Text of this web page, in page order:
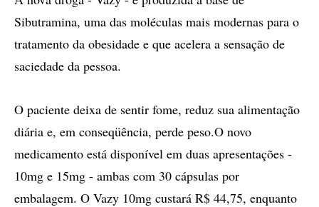
Sibutramina, uma das moléculas mais modernas para o
tratamento da obesidade e que acelera a sensação de
saciedade da pessoa.
O paciente deixa de sentir fome, reduz sua alimentação
diária e, em conseqüência, perde peso.O novo
medicamento está disponível em duas apresentações -
10mg e 15mg - ambas com 30 cápsulas por
embalagem. O Vazy 10mg custará R$ 44,75, enquanto